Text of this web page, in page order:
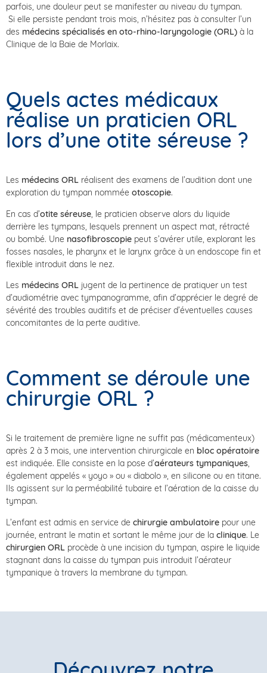
parfois, une douleur peut se manifester au niveau du tympan.
Si elle persiste pendant trois mois, n’hésitez pas à consulter l’un
des médecins spécialisés en oto-rhino-laryngologie (ORL) à la
Clinique de la Baie de Morlaix.
Quels actes médicaux
réalise un praticien ORL
lors d’une otite séreuse ?
Les médecins ORL réalisent des examens de l’audition dont une
exploration du tympan nommée otoscopie.
En cas d’otite séreuse, le praticien observe alors du liquide
derrière les tympans, lesquels prennent un aspect mat, rétracté
ou bombé. Une nasofibroscopie peut s’avérer utile, explorant les
fosses nasales, le pharynx et le larynx grâce à un endoscope fin et
flexible introduit dans le nez.
Les médecins ORL jugent de la pertinence de pratiquer un test
d’audiométrie avec tympanogramme, afin d’apprécier le degré de
sévérité des troubles auditifs et de préciser d’éventuelles causes
concomitantes de la perte auditive.
Comment se déroule une
chirurgie ORL ?
Si le traitement de première ligne ne suffit pas (médicamenteux)
après 2 à 3 mois, une intervention chirurgicale en bloc opératoire
est indiquée. Elle consiste en la pose d’aérateurs tympaniques,
également appelés « yoyo » ou « diabolo », en silicone ou en titane.
Ils agissent sur la perméabilité tubaire et l’aération de la caisse du
tympan.
L’enfant est admis en service de chirurgie ambulatoire pour une
journée, entrant le matin et sortant le même jour de la clinique. Le
chirurgien ORL procède à une incision du tympan, aspire le liquide
stagnant dans la caisse du tympan puis introduit l’aérateur
tympanique à travers la membrane du tympan.